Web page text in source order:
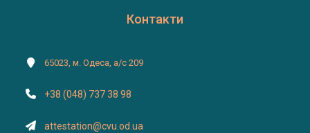
Контакти
65023, м. Одеса, а/с 209
+38 (048) 737 38 98
attestation@cvu.od.ua